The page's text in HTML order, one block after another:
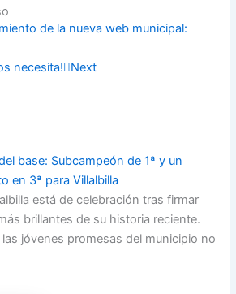
de la nueva web municipal:
necesita! Next
base: Subcampeón de 1ª y un
en 3ª para Villalbilla
está de celebración tras firmar
brillantes de su historia reciente.
jóvenes promesas del municipio no